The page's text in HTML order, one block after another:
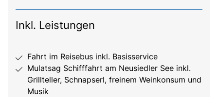
Inkl. Leistungen
Fahrt im Reisebus inkl. Basisservice
Mulatsag Schifffahrt am Neusiedler See inkl.
Grillteller, Schnapserl, freinem Weinkonsum und
Musik